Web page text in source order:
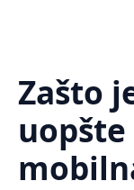
Zašto